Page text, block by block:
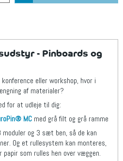
- Pinboards og
eller workshop, hvor i
af materialer?
for at udleje til dig:
MC med grå filt og grå ramme
moduler og 3 sæt ben, så de kan
Og et rullesystem kan monteres,
som rulles hen over væggen.